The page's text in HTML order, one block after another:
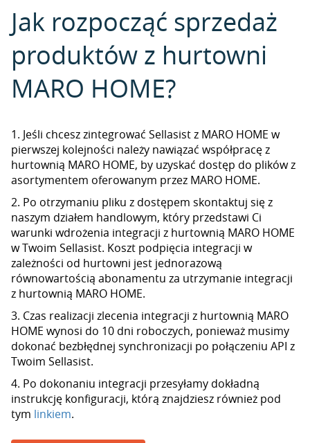
Jak rozpocząć sprzedaż
produktów z hurtowni
MARO HOME?
1. Jeśli chcesz zintegrować Sellasist z MARO HOME w
pierwszej kolejności należy nawiązać współpracę z
hurtownią MARO HOME, by uzyskać dostęp do plików z
asortymentem oferowanym przez MARO HOME.
2. Po otrzymaniu pliku z dostępem skontaktuj się z
naszym działem handlowym, który przedstawi Ci
warunki wdrożenia integracji z hurtownią MARO HOME
w Twoim Sellasist. Koszt podpięcia integracji w
zależności od hurtowni jest jednorazową
równowartością abonamentu za utrzymanie integracji
z hurtownią MARO HOME.
3. Czas realizacji zlecenia integracji z hurtownią MARO
HOME wynosi do 10 dni roboczych, ponieważ musimy
dokonać bezbłędnej synchronizacji po połączeniu API z
Twoim Sellasist.
4. Po dokonaniu integracji przesyłamy dokładną
instrukcję konfiguracji, którą znajdziesz również pod
tym linkiem.